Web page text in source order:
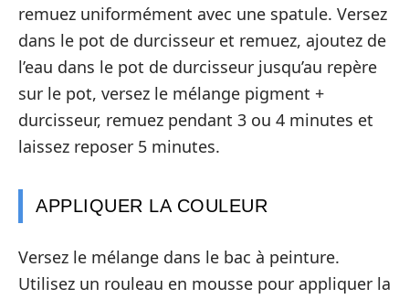
remuez uniformément avec une spatule. Versez
dans le pot de durcisseur et remuez, ajoutez de
l’eau dans le pot de durcisseur jusqu’au repère
sur le pot, versez le mélange pigment +
durcisseur, remuez pendant 3 ou 4 minutes et
laissez reposer 5 minutes.
APPLIQUER LA COULEUR
Versez le mélange dans le bac à peinture.
Utilisez un rouleau en mousse pour appliquer la